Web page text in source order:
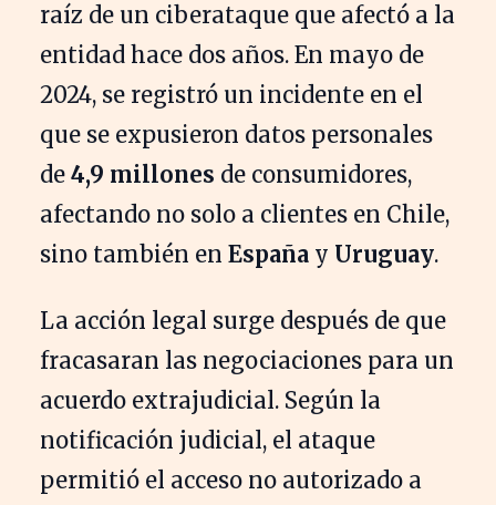
raíz de un ciberataque que afectó a la
entidad hace dos años. En mayo de
2024, se registró un incidente en el
que se expusieron datos personales
de 4,9 millones de consumidores,
afectando no solo a clientes en Chile,
sino también en España y Uruguay.
La acción legal surge después de que
fracasaran las negociaciones para un
acuerdo extrajudicial. Según la
notificación judicial, el ataque
permitió el acceso no autorizado a